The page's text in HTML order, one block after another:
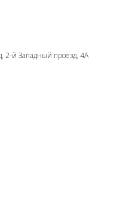
2-й Западный проезд, 4А